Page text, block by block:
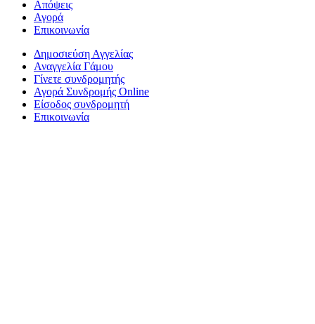
Απόψεις
Αγορά
Επικοινωνία
Δημοσιεύση Αγγελίας
Αναγγελία Γάμου
Γίνετε συνδρομητής
Αγορά Συνδρομής Online
Είσοδος συνδρομητή
Επικοινωνία